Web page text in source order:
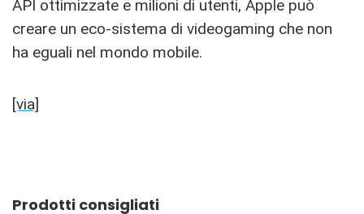
API ottimizzate e milioni di utenti, Apple può
creare un eco-sistema di videogaming che non
ha eguali nel mondo mobile.
[via]
Prodotti consigliati